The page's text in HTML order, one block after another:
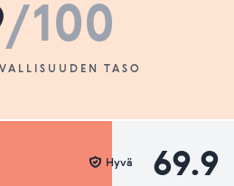
/100
TASO
69.9
Hyvä